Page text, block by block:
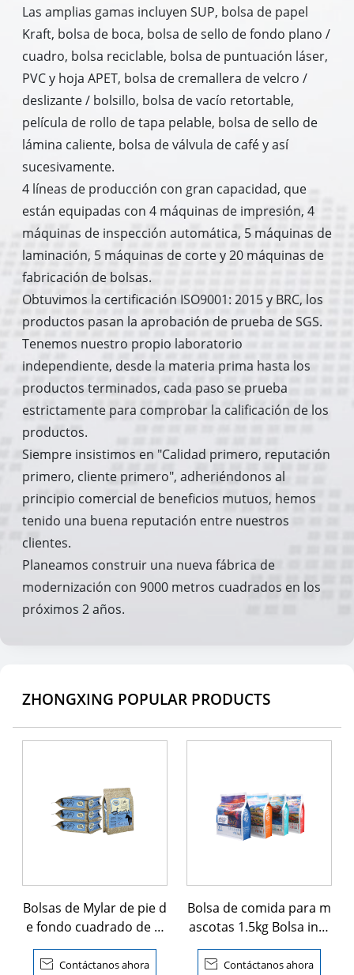
Las amplias gamas incluyen SUP, bolsa de papel
Kraft, bolsa de boca, bolsa de sello de fondo plano /
cuadro, bolsa reciclable, bolsa de puntuación láser,
PVC y hoja APET, bolsa de cremallera de velcro /
deslizante / bolsillo, bolsa de vacío retortable,
película de rollo de tapa pelable, bolsa de sello de
lámina caliente, bolsa de válvula de café y así
sucesivamente.
4 líneas de producción con gran capacidad, que
están equipadas con 4 máquinas de impresión, 4
máquinas de inspección automática, 5 máquinas de
laminación, 5 máquinas de corte y 20 máquinas de
fabricación de bolsas.
Obtuvimos la certificación ISO9001: 2015 y BRC, los
productos pasan la aprobación de prueba de SGS.
Tenemos nuestro propio laboratorio
independiente, desde la materia prima hasta los
productos terminados, cada paso se prueba
estrictamente para comprobar la calificación de los
productos.
Siempre insistimos en "Calidad primero, reputación
primero, cliente primero", adheriéndonos al
principio comercial de beneficios mutuos, hemos
tenido una buena reputación entre nuestros
clientes.
Planeamos construir una nueva fábrica de
modernización con 9000 metros cuadrados en los
próximos 2 años.
ZHONGXING POPULAR PRODUCTS
Bolsas de Mylar de pie d
e fondo cuadrado de al
uminio
 Contáctanos ahora
Bolsa de comida para m
ascotas 1.5kg Bolsa infe
rior del bloque con Zipl
ock
 Contáctanos ahora